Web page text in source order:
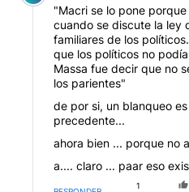
"Macri se lo pone
cuando se discute la ley
familiares de los
que los políticos no
Massa fue decir que no
los parientes"
de por si, un blanqueo
precedente...
ahora bien ... porque no
a.... claro ... paar eso
1